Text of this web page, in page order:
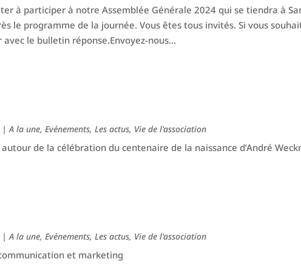
à participer à notre Assemblée Générale 2024 qui se tiendra à
le programme de la journée. Vous êtes tous invités. Si vous
le bulletin réponse.Envoyez-nous...
|A la une,Evénements,Les actus, Vie de l'association
de la célébration du centenaire de la naissance d’André
|A la une,Evénements,Les actus, Vie de l'association
et marketing